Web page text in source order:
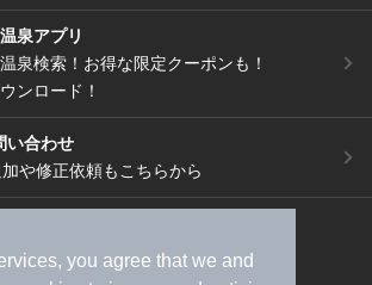
you agree that we and
泉アプリ
泉検索！お得な限定クーポンも！
ンロード！
い合わせ
や修正依頼もこちらから
集（資料請求）
広告出稿のご案内